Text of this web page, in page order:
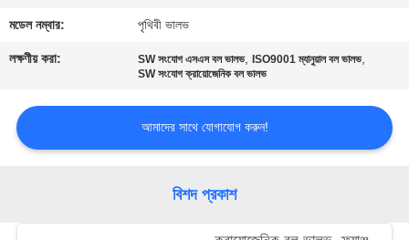
যোগাযোগ
করুন
খবর
উদ্ধৃতির
মডেল নম্বার: পৃথিবী ভালভ
লক্ষণীয় করা: SW সংযোগ এসএস বল ভালভ, ISO9001 ম্যানুয়াল বল ভালভ,
SW সংযোগ ক্রায়োজেনিক বল ভালভ
আমাদের সাথে যোগাযোগ করুন!
বিশদ প্রকাশ